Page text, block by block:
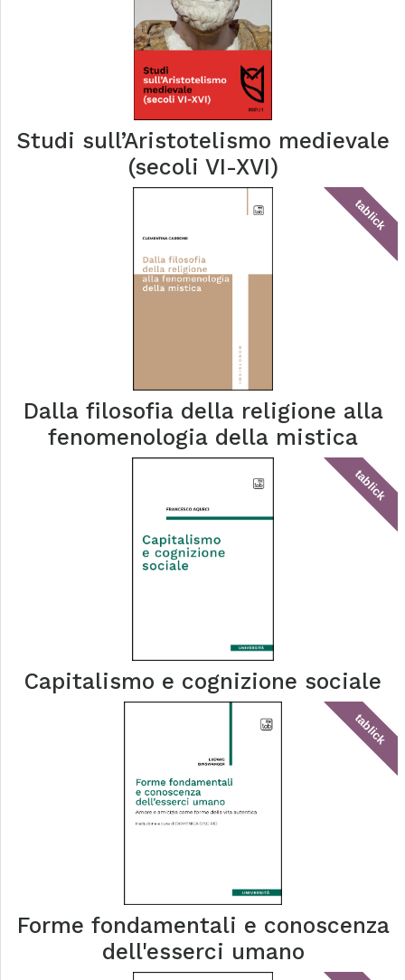
Studi sull’Aristotelismo medievale
(secoli VI-XVI)
tablick
Dalla filosofia della religione alla
fenomenologia della mistica
tablick
Capitalismo e cognizione sociale
tablick
Forme fondamentali e conoscenza
dell'esserci umano